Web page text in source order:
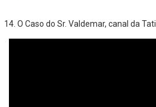
O Caso do Sr. Valdemar, canal da Tati